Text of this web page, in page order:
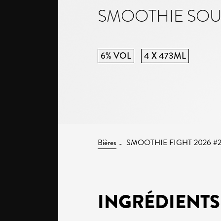
SMOOTHIE
6% VOL 4 X 473ML
Bières SMOOTHIE FIGHT 2026
INGRÉDIENTS